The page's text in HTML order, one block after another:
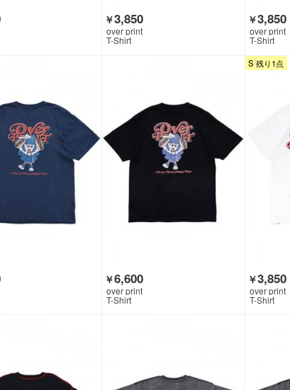
￥3,850
over print
T-Shirt
￥3,850
over print
T-Shirt
￥6,600
over print
T-Shirt
S 残り1点
￥3,850
over print
T-Shirt